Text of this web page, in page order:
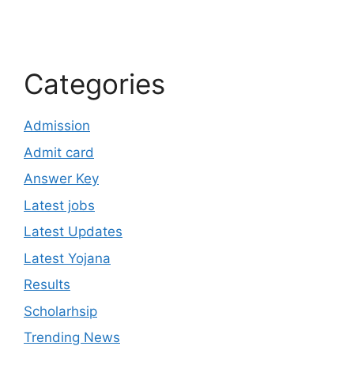
Categories
Admission
Admit card
Answer Key
Latest jobs
Latest Updates
Latest Yojana
Results
Scholarhsip
Trending News